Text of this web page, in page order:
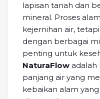
lapisan tanah dan
mineral. Proses
kejernihan air,
dengan berbagai
penting untuk
NaturaFlow adalah
panjang air yang
kebaikan alam